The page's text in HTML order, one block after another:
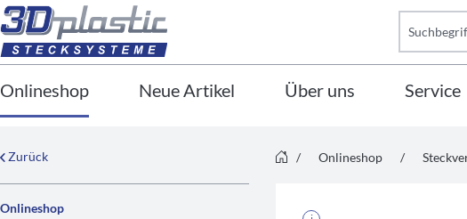
Onlineshop Neue Artikel Über uns Service
Zurück / Onlineshop /
Onlineshop